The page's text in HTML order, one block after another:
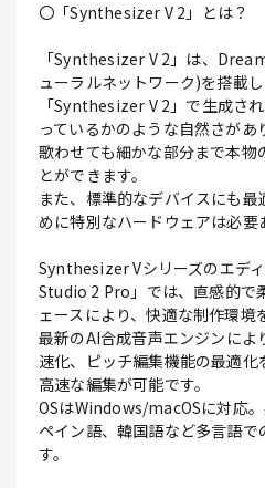
〇「Synthesizer V 2」とは？
「Synthesizer V 2」は、
ューラルネットワーク)を搭載
「Synthesizer V 2」で生成さ
っているかのような自然さが
歌わせても細かな部分まで本物
とができます。
また、標準的なデバイスにも
めに特別なハードウェアは必要
Synthesizer Vシリーズのエデ
Studio 2 Pro」では、直感的で
ェースにより、快適な制作環境
最新のAI合成音声エンジンに
速化、ピッチ編集機能の最適化
高速な編集が可能です。
OSはWindows/macOSに対応
ペイン語、韓国語など多言語で
す。